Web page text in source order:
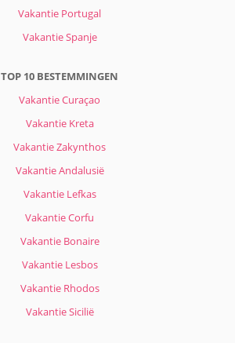
Vakantie Portugal
Vakantie Spanje
TOP 10 BESTEMMINGEN
Vakantie Curaçao
Vakantie Kreta
Vakantie Zakynthos
Vakantie Andalusië
Vakantie Lefkas
Vakantie Corfu
Vakantie Bonaire
Vakantie Lesbos
Vakantie Rhodos
Vakantie Sicilië